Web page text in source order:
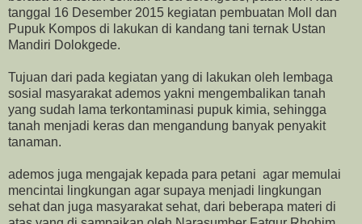
tanggal 16 Desember 2015 kegiatan pembuatan Moll dan
Pupuk Kompos di lakukan di kandang tani ternak Ustan
Mandiri Dolokgede.
Tujuan dari pada kegiatan yang di lakukan oleh lembaga
sosial masyarakat ademos yakni mengembalikan tanah
yang sudah lama terkontaminasi pupuk kimia, sehingga
tanah menjadi keras dan mengandung banyak penyakit
tanaman.
ademos juga mengajak kepada para petani agar memulai
mencintai lingkungan agar supaya menjadi lingkungan
sehat dan juga masyarakat sehat, dari beberapa materi di